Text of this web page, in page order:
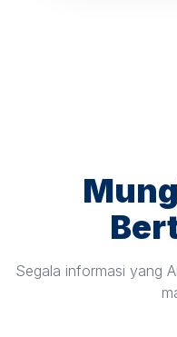
Segala informasi yang